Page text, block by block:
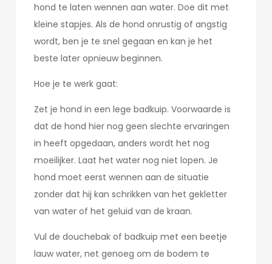
hond te laten wennen aan water. Doe dit met
kleine stapjes. Als de hond onrustig of angstig
wordt, ben je te snel gegaan en kan je het
beste later opnieuw beginnen.
Hoe je te werk gaat:
Zet je hond in een lege badkuip. Voorwaarde is
dat de hond hier nog geen slechte ervaringen
in heeft opgedaan, anders wordt het nog
moeilijker. Laat het water nog niet lopen. Je
hond moet eerst wennen aan de situatie
zonder dat hij kan schrikken van het gekletter
van water of het geluid van de kraan.
Vul de douchebak of badkuip met een beetje
lauw water, net genoeg om de bodem te